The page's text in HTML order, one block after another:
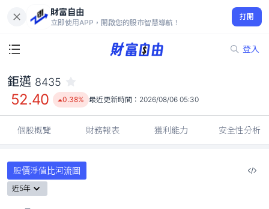
財富自由
立即使用APP，開啟您的股市智慧導航！
打開
登入
52.40
0.38%
鉅邁 8435
52.40 0.38% 最近更新時間： 2026/08/06 05:30
個股概覽 財務報表 獲利能力 安全性分析
股價淨值比河流圖
近5年